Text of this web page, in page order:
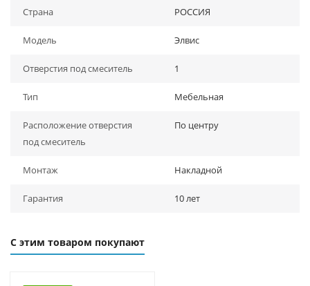
Страна РОССИЯ
Модель Элвис
Отверстия под смеситель 1
Тип Мебельная
Расположение отверстия
под смеситель
По центру
Монтаж Накладной
Гарантия 10 лет
С этим товаром покупают